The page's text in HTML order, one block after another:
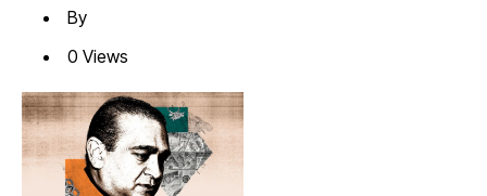
Mediterráneo
By
0 Views